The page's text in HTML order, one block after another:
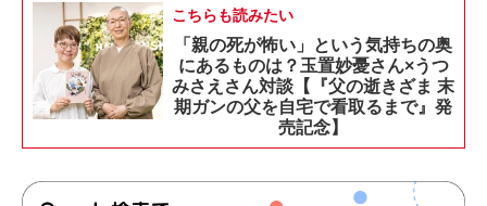
こちらも読みたい
「親の死が怖い」という気持ちの奥
にあるものは？玉置妙憂さん×うつ
みさえさん対談【『父の逝きざま 末
期ガンの父を自宅で看取るまで』発
売記念】